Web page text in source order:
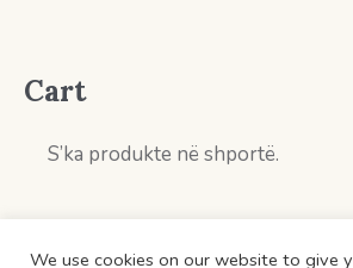
Cart
S’ka produkte në shportë.
We use cookies on our website to give